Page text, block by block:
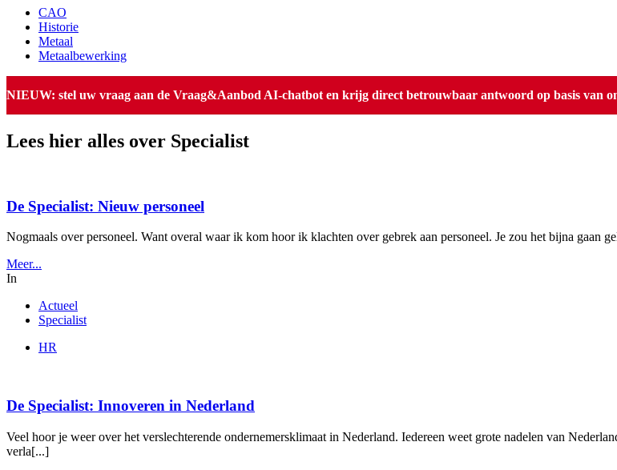
CAO
Historie
Metaal
Metaalbewerking
NIEUW: stel uw vraag aan de Vraag&Aanbod AI-chatbot en krijg direct betrouwbaar antwoord op basis van
Lees hier alles over Specialist
De Specialist: Nieuw personeel
Nogmaals over personeel. Want overal waar ik kom hoor ik klachten over gebrek aan personeel. Je zou het bijna gaan
Meer...
In
Actueel
Specialist
HR
De Specialist: Innoveren in Nederland
Veel hoor je weer over het verslechterende ondernemersklimaat in Nederland. Iedereen weet grote nadelen van
verla[...]